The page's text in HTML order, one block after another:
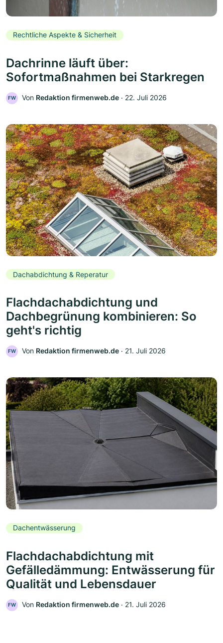
Rechtliche Aspekte & Sicherheit
Dachrinne läuft über:
Sofortmaßnahmen bei Starkregen
FW Von Redaktion firmenweb.de ‧ 22. Juli 2026
Dachabdichtung & Reperatur
Flachdachabdichtung und
Dachbegrünung kombinieren: So
geht's richtig
FW Von Redaktion firmenweb.de ‧ 21. Juli 2026
Dachentwässerung
Flachdachabdichtung mit
Gefälledämmung: Entwässerung für
Qualität und Lebensdauer
FW Von Redaktion firmenweb.de ‧ 21. Juli 2026